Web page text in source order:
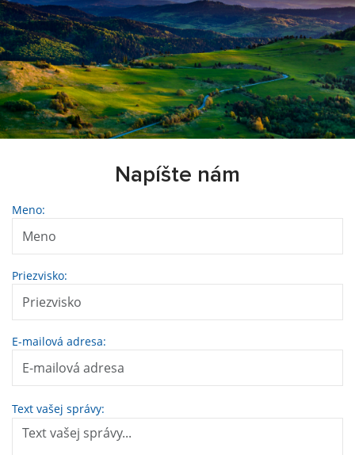
Napíšte nám
Meno:
Priezvisko:
E-mailová adresa:
Text vašej správy: